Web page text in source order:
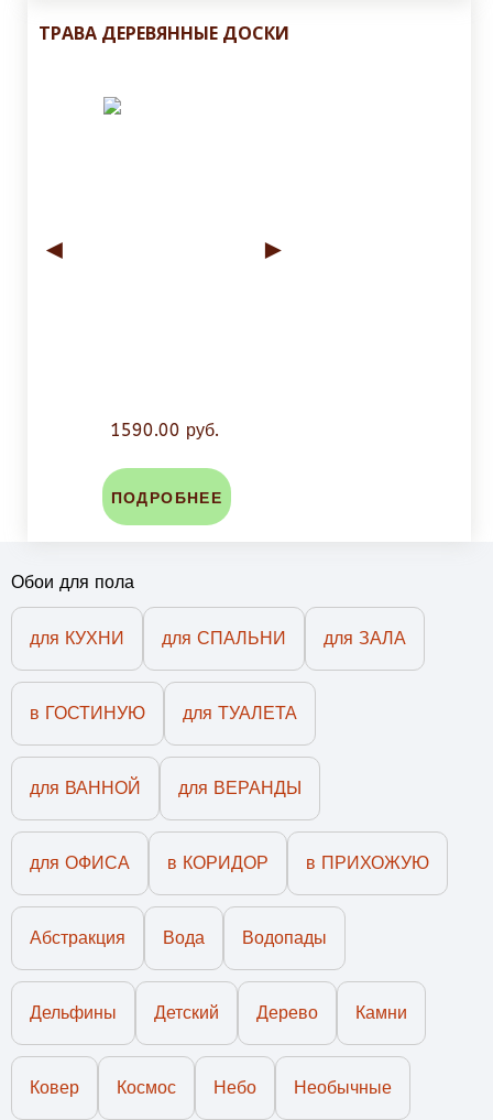
ТРАВА ДЕРЕВЯННЫЕ ДОСКИ
◄ ►
1590.00 руб.
ПОДРОБНЕЕ
Обои для пола
для КУХНИ для СПАЛЬНИ для ЗАЛА
в ГОСТИНУЮ для ТУАЛЕТА
для ВАННОЙ для ВЕРАНДЫ
для ОФИСА в КОРИДОР в ПРИХОЖУЮ
Абстракция Вода Водопады
Дельфины Детский Дерево Камни
Ковер Космос Небо Необычные